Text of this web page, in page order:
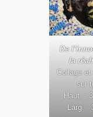
De
la
Collage et
sur
Haut. :
Larg. :